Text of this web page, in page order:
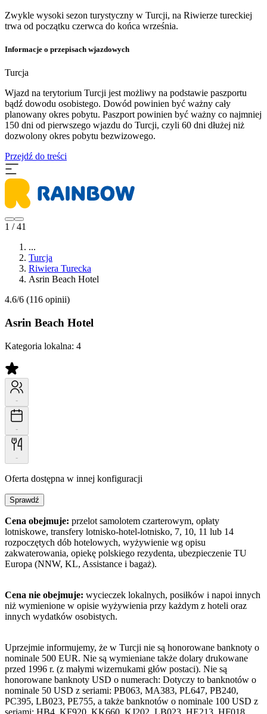
Zwykle wysoki sezon turystyczny w Turcji, na Riwierze tureckiej
trwa od początku czerwca do końca września.
Informacje o przepisach wjazdowych
Turcja
Wjazd na terytorium Turcji jest możliwy na podstawie paszportu
bądź dowodu osobistego. Dowód powinien być ważny cały
planowany okres pobytu. Paszport powinien być ważny co najmniej
150 dni od pierwszego wjazdu do Turcji, czyli 60 dni dłużej niż
dozwolony okres pobytu bezwizowego.
Przejdź do treści
1 / 41
...
Turcja
Riwiera Turecka
Asrin Beach Hotel
4.6/6 (116 opinii)
Asrin Beach Hotel
Kategoria lokalna: 4
-
-
-
Oferta dostępna w innej konfiguracji
Sprawdź
Cena obejmuje: przelot samolotem czarterowym, opłaty
lotniskowe, transfery lotnisko-hotel-lotnisko, 7, 10, 11 lub 14
rozpoczętych dób hotelowych, wyżywienie wg opisu
zakwaterowania, opiekę polskiego rezydenta, ubezpieczenie TU
Europa (NNW, KL, Assistance i bagaż).
Cena nie obejmuje: wycieczek lokalnych, posiłków i napoi innych
niż wymienione w opisie wyżywienia przy każdym z hoteli oraz
innych wydatków osobistych.
Uprzejmie informujemy, że w Turcji nie są honorowane banknoty o
nominale 500 EUR. Nie są wymieniane także dolary drukowane
przed 1996 r. (z małymi wizernukami głów postaci). Nie są
honorowane banknoty USD o numerach: Dotyczy to banknotów o
nominale 50 USD z seriami: PB063, MA383, PL647, PB240,
PC395, LB023, PE755, a także banknotów o nominale 100 USD z
seriami: HB4, KF920, KK660, KJ202, LB023, HE213, HF018,